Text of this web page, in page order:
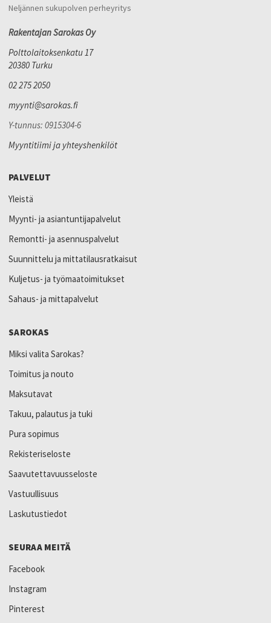
Neljännen sukupolven perheyritys
Rakentajan Sarokas Oy
Polttolaitoksenkatu 17
20380 Turku
02 275 2050
myynti@sarokas.fi
Y-tunnus: 0915304-6
Myyntitiimi ja yhteyshenkilöt
PALVELUT
Yleistä
Myynti- ja asiantuntijapalvelut
Remontti- ja asennuspalvelut
Suunnittelu ja mittatilausratkaisut
Kuljetus- ja työmaatoimitukset
Sahaus- ja mittapalvelut
SAROKAS
Miksi valita Sarokas?
Toimitus ja nouto
Maksutavat
Takuu, palautus ja tuki
Pura sopimus
Rekisteriseloste
Saavutettavuusseloste
Vastuullisuus
Laskutustiedot
SEURAA MEITÄ
Facebook
Instagram
Pinterest